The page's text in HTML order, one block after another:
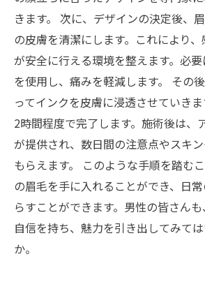
きます。 次に、デザインの決定後、
の皮膚を清潔にします。これにより
が安全に行える環境を整えます。必
を使用し、痛みを軽減します。 その
ってインクを皮膚に浸透させていき
2時間程度で完了します。施術後は、
が提供され、数日間の注意点やスキ
もらえます。 このような手順を踏む
の眉毛を手に入れることができ、日
らすことができます。男性の皆さん
自信を持ち、魅力を引き出してみて
か。